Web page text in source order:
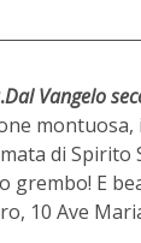
.Dal Vangelo
montuosa,
di
E
10 Ave